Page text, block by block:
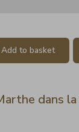
Add to basket
dans